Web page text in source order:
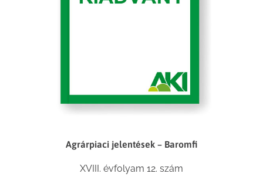
Agrárpiaci jelentések – Baromfi
XVIII. évfolyam 12. szám